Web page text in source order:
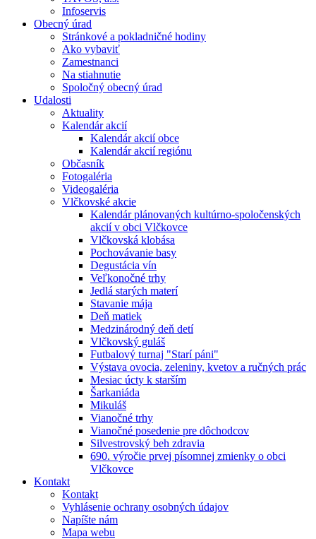
Infoservis
Obecný úrad
Stránkové a pokladničné hodiny
Ako vybaviť
Zamestnanci
Na stiahnutie
Spoločný obecný úrad
Udalosti
Aktuality
Kalendár akcií
Kalendár akcií obce
Kalendár akcií regiónu
Občasník
Fotogaléria
Videogaléria
Vlčkovské akcie
Kalendár plánovaných kultúrno-spoločenských
akcií v obci Vlčkovce
Vlčkovská klobása
Pochovávanie basy
Degustácia vín
Veľkonočné trhy
Jedlá starých materí
Stavanie mája
Deň matiek
Medzinárodný deň detí
Vlčkovský guláš
Futbalový turnaj "Starí páni"
Výstava ovocia, zeleniny, kvetov a ručných prác
Mesiac úcty k starším
Šarkaniáda
Mikuláš
Vianočné trhy
Vianočné posedenie pre dôchodcov
Silvestrovský beh zdravia
690. výročie prvej písomnej zmienky o obci
Vlčkovce
Kontakt
Kontakt
Vyhlásenie ochrany osobných údajov
Napíšte nám
Mapa webu